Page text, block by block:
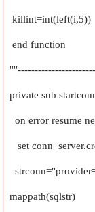
killint=int(left(i,5))
end function
private sub
on error resume
set
mappath(sqlstr)